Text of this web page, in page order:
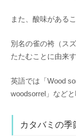
また、酸味がある
別名の雀の袴（ス
たたむことに由来
英語では「Wood
woodsorrel」などと
カタバミの季